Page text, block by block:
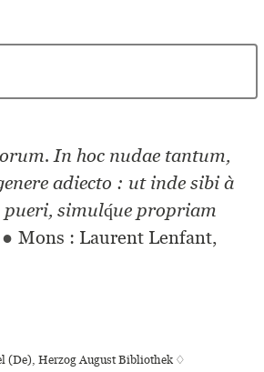
In hoc nudae tantum,
adie­cto : ut inde sibi à
pueri, simul­q́ue pro­priam
● Mons : Laurent Lenfant,
(De), Herzog August Bibliothek ♢